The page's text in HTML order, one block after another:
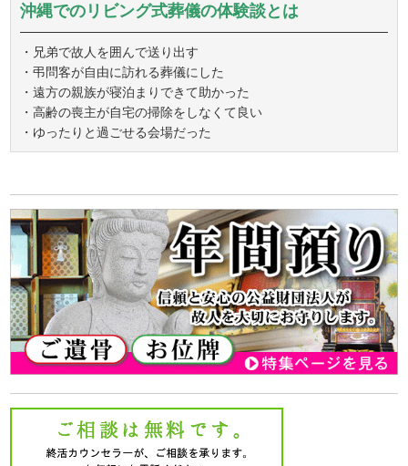
沖縄でのリビング式葬儀の体験談とは
・兄弟で故人を囲んで送り出す
・弔問客が自由に訪れる葬儀にした
・遠方の親族が寝泊まりできて助かった
・高齢の喪主が自宅の掃除をしなくて良い
・ゆったりと過ごせる会場だった